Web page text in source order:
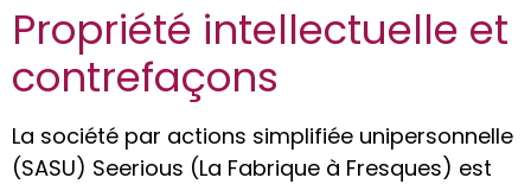
Propriété intellectuelle et
contrefaçons
La société par actions simplifiée unipersonnelle
(SASU) Seerious (La Fabrique à Fresques) est